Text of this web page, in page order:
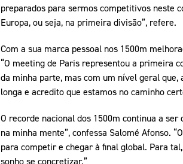
preparados para sermos competitivos neste
Europa, ou seja, na primeira divisão”, refere.
Com a sua marca pessoal nos 1500m
“O meeting de Paris representou a primeira
da minha parte, mas com um nível geral
longa e acredito que estamos no caminho
O recorde nacional dos 1500m continua a ser
na minha mente”, confessa Salomé Afonso.
para competir e chegar à final global. Para
sonho se concretizar.”